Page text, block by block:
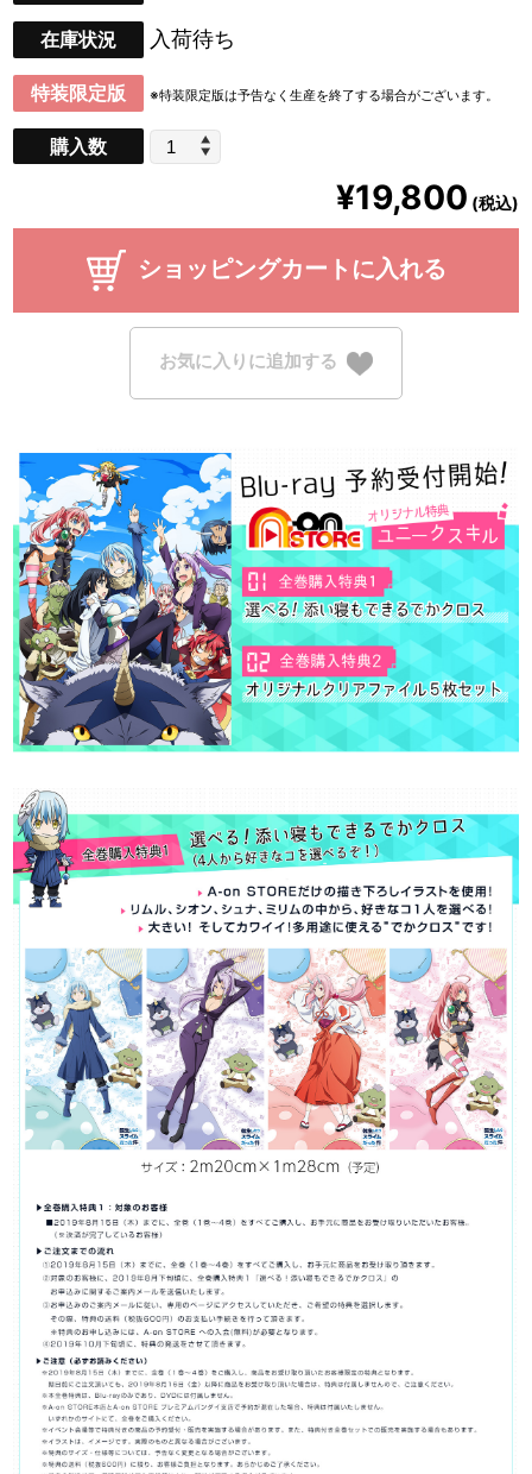
在庫状況 入荷待ち
特装限定版 ※特装限定版は予告なく生産を終了する場合がございます。
購入数
¥19,800 (税込)
ショッピングカートに入れる
お気に入りに追加する